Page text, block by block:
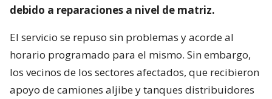
debido a reparaciones a nivel de matriz.
El servicio se repuso sin problemas y acorde al
horario programado para el mismo. Sin embargo,
los vecinos de los sectores afectados, que recibieron
apoyo de camiones aljibe y tanques distribuidores